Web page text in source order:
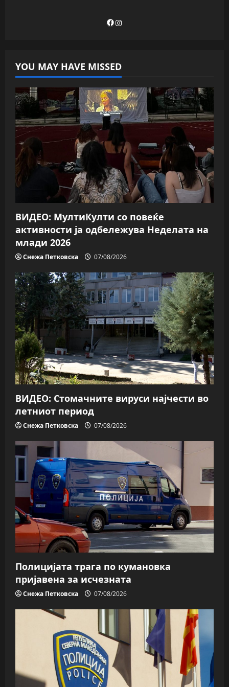
Facebook
Instagram
YOU MAY HAVE MISSED
ВИДЕО: МултиКулти со повеќе
активности ја одбележува Неделата на
млади 2026
Снежа Петковска 07/08/2026
ВИДЕО: Стомачните вируси најчести во
летниот период
Снежа Петковска 07/08/2026
Полицијата трага пo кумановка
пријавена за исчезната
Снежа Петковска 07/08/2026